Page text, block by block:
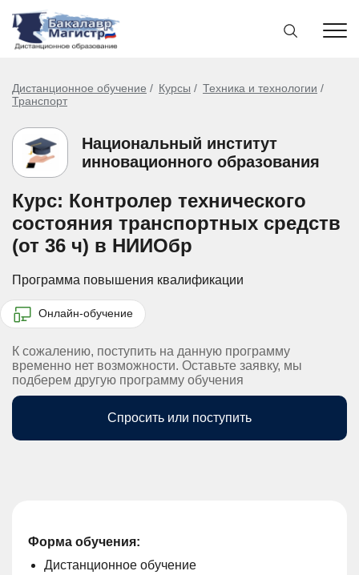
Дистанционное обучение Курсы
Техника и технологии
Транспорт
Национальный институт
инновационного образования
Курс: Контролер технического
состояния транспортных средств
(от 36 ч) в НИИОбр
Программа повышения квалификации
Онлайн-обучение
К сожалению, поступить на данную программу
временно нет возможности. Оставьте заявку, мы
подберем другую программу обучения
Спросить или поступить
Форма обучения:
Дистанционное обучение